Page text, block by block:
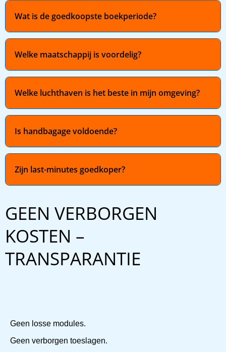
Wat is de goedkoopste boekperiode?
Welke maatschappij is voordelig?
Welke luchthaven is het beste in mijn omgeving?
Is handbagage voldoende?
Zijn last-minutes goedkoper?
GEEN VERBORGEN
KOSTEN –
TRANSPARANTIE
Geen losse modules.
Geen verborgen toeslagen.